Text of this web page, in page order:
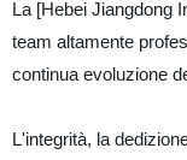
La [Hebei Jiangdong
team altamente
continua evoluzione
L'integrità, la